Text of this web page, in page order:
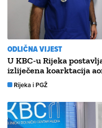
ODLIČNA VIJEST
U KBC-u Rijeka
izliječena koarktacija
Rijeka i PGŽ